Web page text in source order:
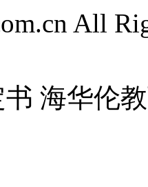
All
海华伦